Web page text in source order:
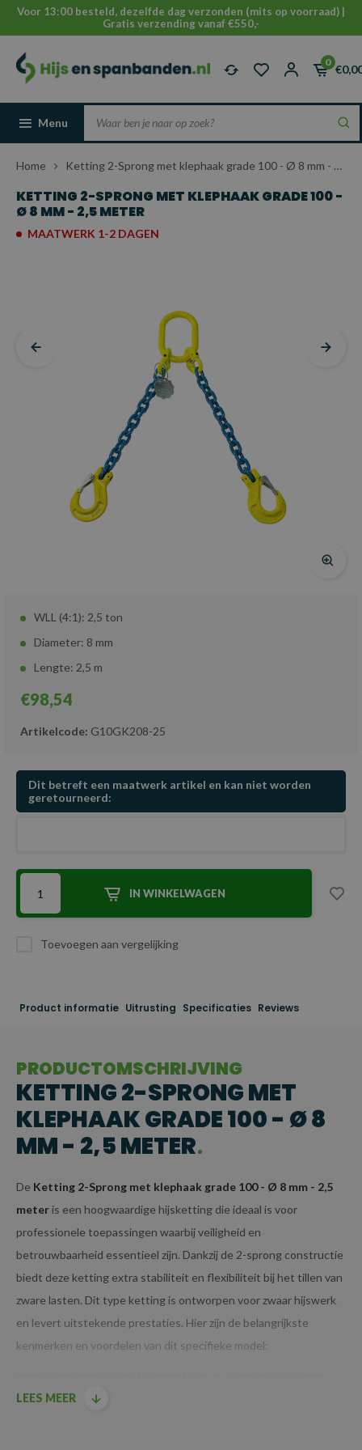
Voor 13:00 besteld, dezelfde dag verzonden (mits op voorraad) |
Gratis verzending vanaf €550,-
0
Menu
Home Ketting 2-Sprong met klephaak grade 100 - Ø 8 mm - 2,5 meter
KETTING 2-SPRONG MET KLEPHAAK GRADE 100 -
Ø 8 MM - 2,5 METER
MAATWERK 1-2 DAGEN
WLL (4:1): 2,5 ton
Diameter: 8 mm
Lengte: 2,5 m
€98,54
Artikelcode: G10GK208-25
Dit betreft een maatwerk artikel en kan niet worden
geretourneerd:
IN WINKELWAGEN
Toevoegen aan vergelijking
Product informatie Uitrusting Specificaties Reviews
PRODUCTOMSCHRIJVING
KETTING 2-SPRONG MET
KLEPHAAK GRADE 100 - Ø 8
MM - 2,5 METER
De Ketting 2-Sprong met klephaak grade 100 - Ø 8 mm - 2,5
meteris een hoogwaardige hijsketting die ideaal is voor
professionele toepassingen waarbij veiligheid en
betrouwbaarheid essentieel zijn. Dankzij de 2-sprong constructie
biedt deze ketting extra stabiliteit en flexibiliteit bij het tillen van
zware lasten. Dit type ketting is ontworpen voor zwaar hijswerk
en levert uitstekende prestaties. Hier zijn de belangrijkste
kenmerken en voordelen van dit specifieke model:
KLEPHAAK GRADE 100 - Ø 8 MM - 2,5 METER
LEES MEER